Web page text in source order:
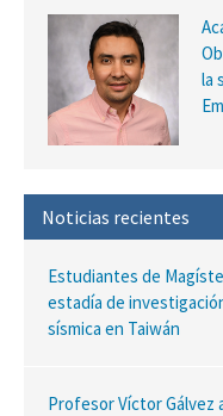
la
Noticias recientes
Estudiantes de
estadía de
sísmica en Taiwán
Profesor Víctor Gálvez